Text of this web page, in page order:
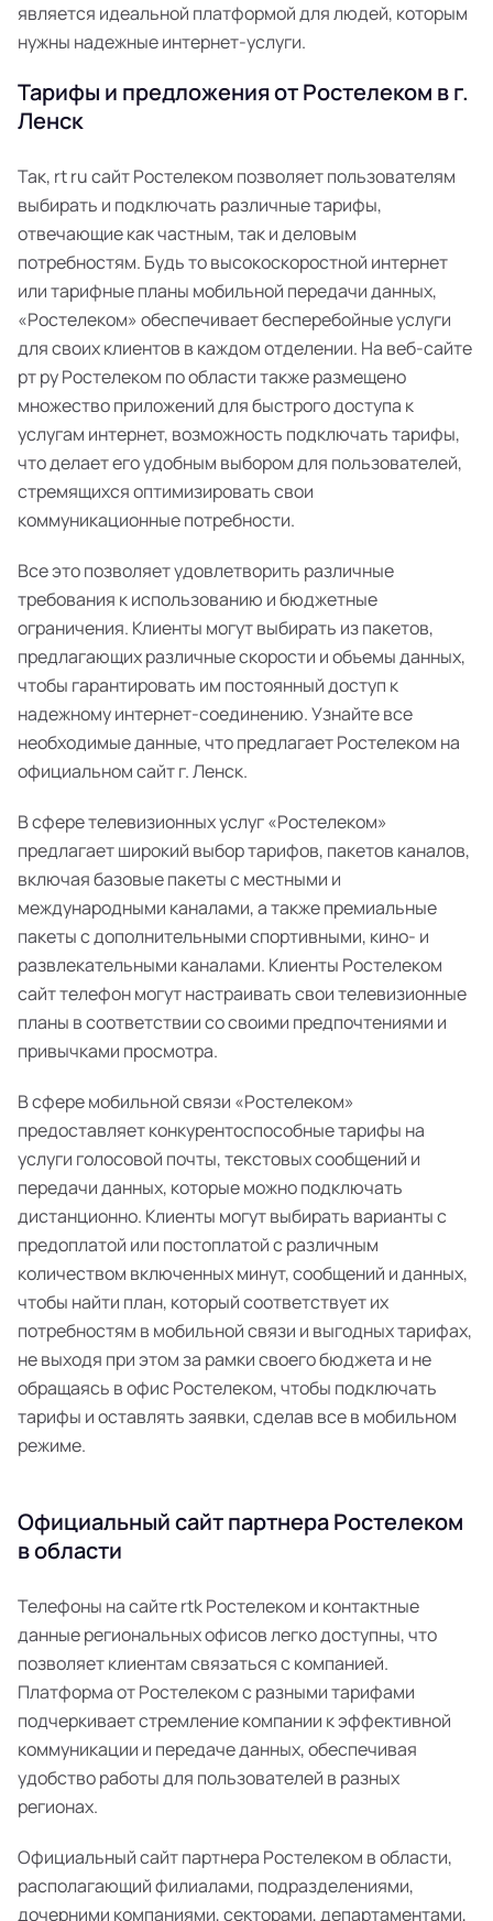
является идеальной платформой для людей, которым
нужны надежные интернет-услуги.
Тарифы и предложения от Ростелеком в г.
Ленск
Так, rt ru сайт Ростелеком позволяет пользователям
выбирать и подключать различные тарифы,
отвечающие как частным, так и деловым
потребностям. Будь то высокоскоростной интернет
или тарифные планы мобильной передачи данных,
«Ростелеком» обеспечивает бесперебойные услуги
для своих клиентов в каждом отделении. На веб-сайте
рт ру Ростелеком по области также размещено
множество приложений для быстрого доступа к
услугам интернет, возможность подключать тарифы,
что делает его удобным выбором для пользователей,
стремящихся оптимизировать свои
коммуникационные потребности.
Все это позволяет удовлетворить различные
требования к использованию и бюджетные
ограничения. Клиенты могут выбирать из пакетов,
предлагающих различные скорости и объемы данных,
чтобы гарантировать им постоянный доступ к
надежному интернет-соединению. Узнайте все
необходимые данные, что предлагает Ростелеком на
официальном сайт г. Ленск.
В сфере телевизионных услуг «Ростелеком»
предлагает широкий выбор тарифов, пакетов каналов,
включая базовые пакеты с местными и
международными каналами, а также премиальные
пакеты с дополнительными спортивными, кино- и
развлекательными каналами. Клиенты Ростелеком
сайт телефон могут настраивать свои телевизионные
планы в соответствии со своими предпочтениями и
привычками просмотра.
В сфере мобильной связи «Ростелеком»
предоставляет конкурентоспособные тарифы на
услуги голосовой почты, текстовых сообщений и
передачи данных, которые можно подключать
дистанционно. Клиенты могут выбирать варианты с
предоплатой или постоплатой с различным
количеством включенных минут, сообщений и данных,
чтобы найти план, который соответствует их
потребностям в мобильной связи и выгодных тарифах,
не выходя при этом за рамки своего бюджета и не
обращаясь в офис Ростелеком, чтобы подключать
тарифы и оставлять заявки, сделав все в мобильном
режиме.
Официальный сайт партнера Ростелеком
в области
Телефоны на сайте rtk Ростелеком и контактные
данные региональных офисов легко доступны, что
позволяет клиентам связаться с компанией.
Платформа от Ростелеком с разными тарифами
подчеркивает стремление компании к эффективной
коммуникации и передаче данных, обеспечивая
удобство работы для пользователей в разных
регионах.
Официальный сайт партнера Ростелеком в области,
располагающий филиалами, подразделениями,
дочерними компаниями, секторами, департаментами,